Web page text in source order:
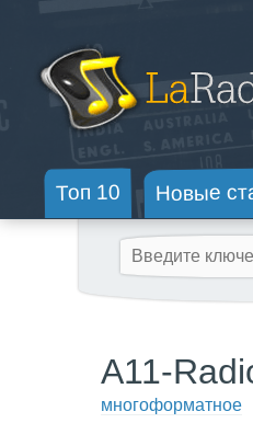
Топ 10 Новые
A11-
многоформатное